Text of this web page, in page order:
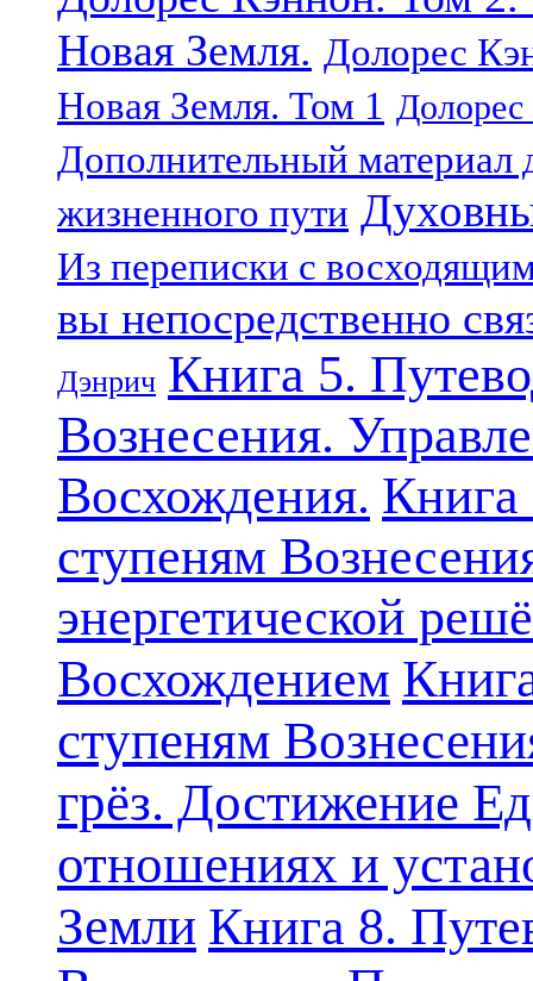
Новая Земля. Долорес
Новая Земля. Том 1
Дополнительный материал
жизненного пути
Из переписки с
вы непосредственно
Дэнрич Книга 5.
Вознесения.
Восхождения. Книга
ступеням
энергетической
Восхождением
ступеням
грёз. Достижение
отношениях и
Земли Книга 8.